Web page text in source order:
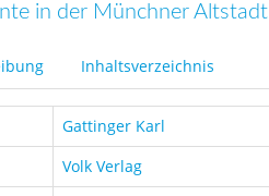
in der Münchner Altstadt
Inhaltsverzeichnis
Gattinger Karl
Volk Verlag